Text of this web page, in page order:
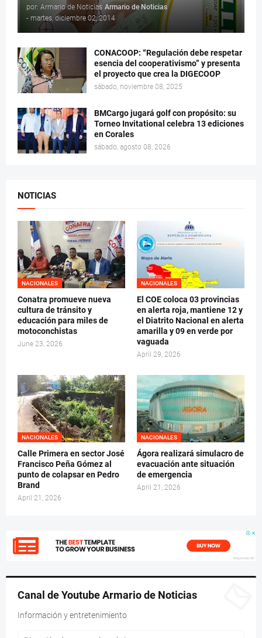
por: Armario de Noticias Armario de Noticias
- martes, diciembre 02, 2014
CONACOOP: “Regulación debe respetar
esencia del cooperativismo” y presenta
el proyecto que crea la DIGECOOP
sábado, noviembre 08, 2025
BMCargo jugará golf con propósito: su
Torneo Invitational celebra 13 ediciones
en Corales
sábado, agosto 08, 2026
NOTICIAS
NACIONALES
Conatra promueve nueva
cultura de tránsito y
educación para miles de
motoconchistas
June 23, 2026
NACIONALES
El COE coloca 03 provincias
en alerta roja, mantiene 12 y
el Diatrito Nacional en alerta
amarilla y 09 en verde por
vaguada
April 29, 2026
NACIONALES
Calle Primera en sector José
Francisco Peña Gómez al
punto de colapsar en Pedro
Brand
April 21, 2026
NACIONALES
Ágora realizará simulacro de
evacuación ante situación
de emergencia
April 21, 2026
Canal de Youtube Armario de Noticias
Información y entretenimiento